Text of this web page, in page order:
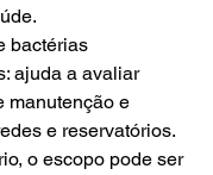
bactérias
ajuda a avaliar
manutenção e
e reservatórios.
o escopo pode ser